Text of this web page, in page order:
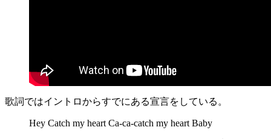
歌詞ではイントロからすでにある宣言をしている。
Hey Catch my heart Ca-ca-catch my heart Baby